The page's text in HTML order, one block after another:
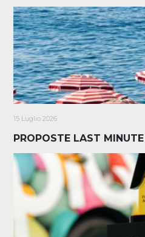
15 Luglio 2026
PROPOSTE LAST MINUTE